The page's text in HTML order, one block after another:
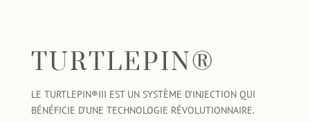
TURTLEPIN®
LE TURTLEPIN®III EST UN SYSTÈME D’INJECTION QUI
BÉNÉFICIE D’UNE TECHNOLOGIE RÉVOLUTIONNAIRE.